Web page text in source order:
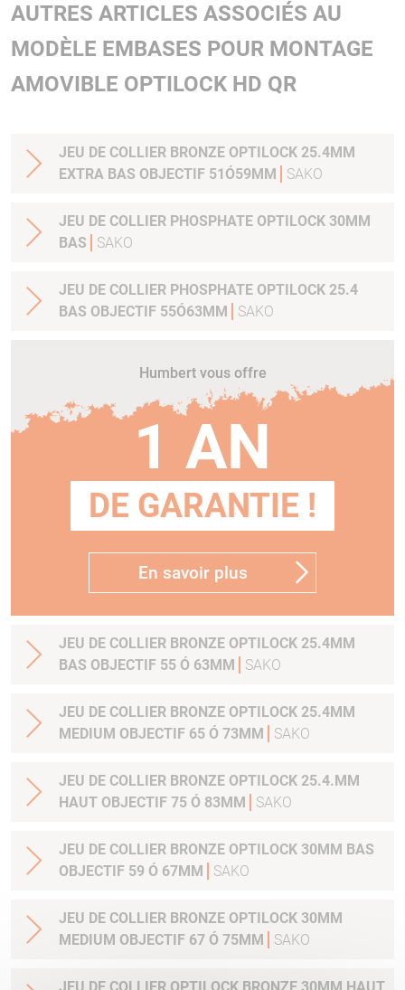
AUTRES ARTICLES ASSOCIÉS AU
MODÈLE EMBASES POUR MONTAGE
AMOVIBLE OPTILOCK HD QR
JEU DE COLLIER BRONZE OPTILOCK 25.4MM
EXTRA BAS OBJECTIF 51Ó59MM
SAKO
JEU DE COLLIER PHOSPHATE OPTILOCK 30MM
BAS
SAKO
JEU DE COLLIER PHOSPHATE OPTILOCK 25.4
BAS OBJECTIF 55Ó63MM
SAKO
Humbert vous offre
1 AN
DE GARANTIE !
En savoir plus
JEU DE COLLIER BRONZE OPTILOCK 25.4MM
BAS OBJECTIF 55 Ó 63MM
SAKO
JEU DE COLLIER BRONZE OPTILOCK 25.4MM
MEDIUM OBJECTIF 65 Ó 73MM
SAKO
JEU DE COLLIER BRONZE OPTILOCK 25.4.MM
HAUT OBJECTIF 75 Ó 83MM
SAKO
JEU DE COLLIER BRONZE OPTILOCK 30MM BAS
OBJECTIF 59 Ó 67MM
SAKO
JEU DE COLLIER BRONZE OPTILOCK 30MM
MEDIUM OBJECTIF 67 Ó 75MM
SAKO